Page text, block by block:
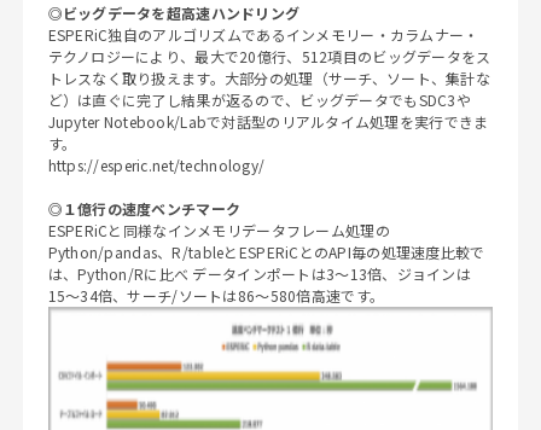
◎ビッグデータを超高速ハンドリング
ESPERiC独自のアルゴリズムであるインメモリー・カラムナー・
テクノロジーにより、最大で20億行、512項目のビッグデータをス
トレスなく取り扱えます。大部分の処理（サーチ、ソート、集計な
ど）は直ぐに完了し結果が返るので、ビッグデータでもSDC3や
Jupyter Notebook/Labで対話型のリアルタイム処理を実行できま
す。
https://esperic.net/technology/
◎１億行の速度ベンチマーク
ESPERiCと同様なインメモリデータフレーム処理の
Python/pandas、R/tableとESPERiCとのAPI毎の処理速度比較で
は、Python/Rに比べ データインポートは3〜13倍、ジョインは
15〜34倍、サーチ/ソートは86〜580倍高速です。